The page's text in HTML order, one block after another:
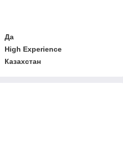
Да
High Experience
Казахстан